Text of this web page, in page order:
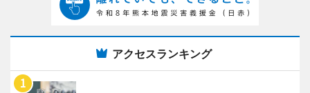
アクセスランキング